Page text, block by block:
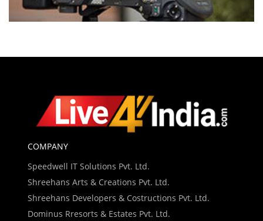
COMPANY
Speedwell IT Solutions Pvt. Ltd.
Shreehans Arts & Creations Pvt. Ltd.
Shreehans Developers & Costructions Pvt. Ltd.
Dominus Rresorts & Estates Pvt. Ltd.